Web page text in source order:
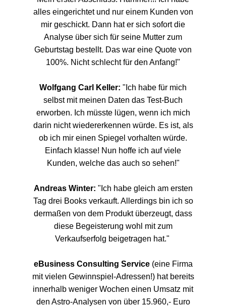
alles eingerichtet und nur einem Kunden von
mir geschickt. Dann hat er sich sofort die
Analyse über sich für seine Mutter zum
Geburtstag bestellt. Das war eine Quote von
100%. Nicht schlecht für den Anfang!"
Wolfgang Carl Keller: "Ich habe für mich
selbst mit meinen Daten das Test-Buch
erworben. Ich müsste lügen, wenn ich mich
darin nicht wiedererkennen würde. Es ist, als
ob ich mir einen Spiegel vorhalten würde.
Einfach klasse! Nun hoffe ich auf viele
Kunden, welche das auch so sehen!"
Andreas Winter: "Ich habe gleich am ersten
Tag drei Books verkauft. Allerdings bin ich so
dermaßen von dem Produkt überzeugt, dass
diese Begeisterung wohl mit zum
Verkaufserfolg beigetragen hat."
eBusiness Consulting Service(eine Firma
mit vielen Gewinnspiel-Adressen!) hat bereits
innerhalb weniger Wochen einen Umsatz mit
den Astro-Analysen von über 15.960,- Euro